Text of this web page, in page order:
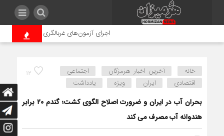
اجرای آزمون‌های غربالگری دانش آموزان
12 خانه آخرین اخبار هرمزگان
اجتماعی
اقتصادی
ایران ویژه یادداشت
بحران آب در ایران و ضرورت اصلاح الگوی کشت؛ گندم ۲۰ برابر
هندوانه آب مصرف می کند